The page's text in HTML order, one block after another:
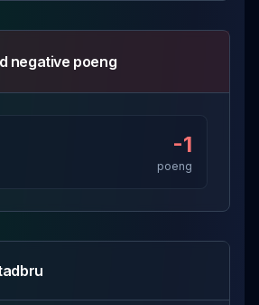
negative poeng
-1
poeng